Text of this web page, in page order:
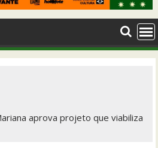
aprova projeto que viabiliza